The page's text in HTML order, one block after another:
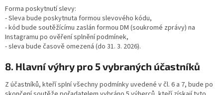
Forma poskytnutí slevy:
- Sleva bude poskytnuta formou slevového kódu,
- kód bude soutěžícímu zaslán formou DM (soukromé zprávy) na
Instagramu po ověření splnění podmínek,
- sleva bude časově omezená (do 31. 3. 2026).
8. Hlavní výhry pro 5 vybraných účastníků
Z účastníků, kteří splní všechny podmínky uvedené v čl. 6 a 7, bude po